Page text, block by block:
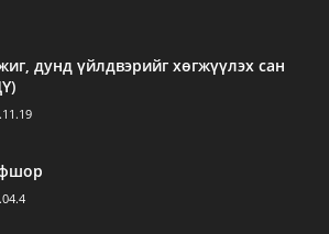
дунд үйлдвэрийг хөгжүүлэх сан